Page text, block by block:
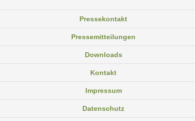
Pressekontakt
Pressemitteilungen
Downloads
Kontakt
Impressum
Datenschutz